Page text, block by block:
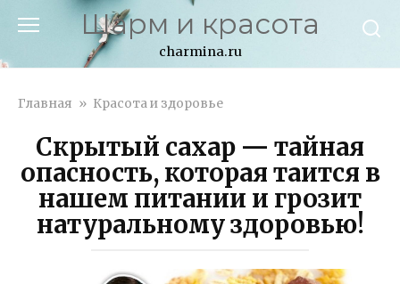
Шарм и красота
charmina.ru
Главная » Красота и здоровье
Скрытый сахар — тайная
опасность, которая таится в
нашем питании и грозит
натуральному здоровью!